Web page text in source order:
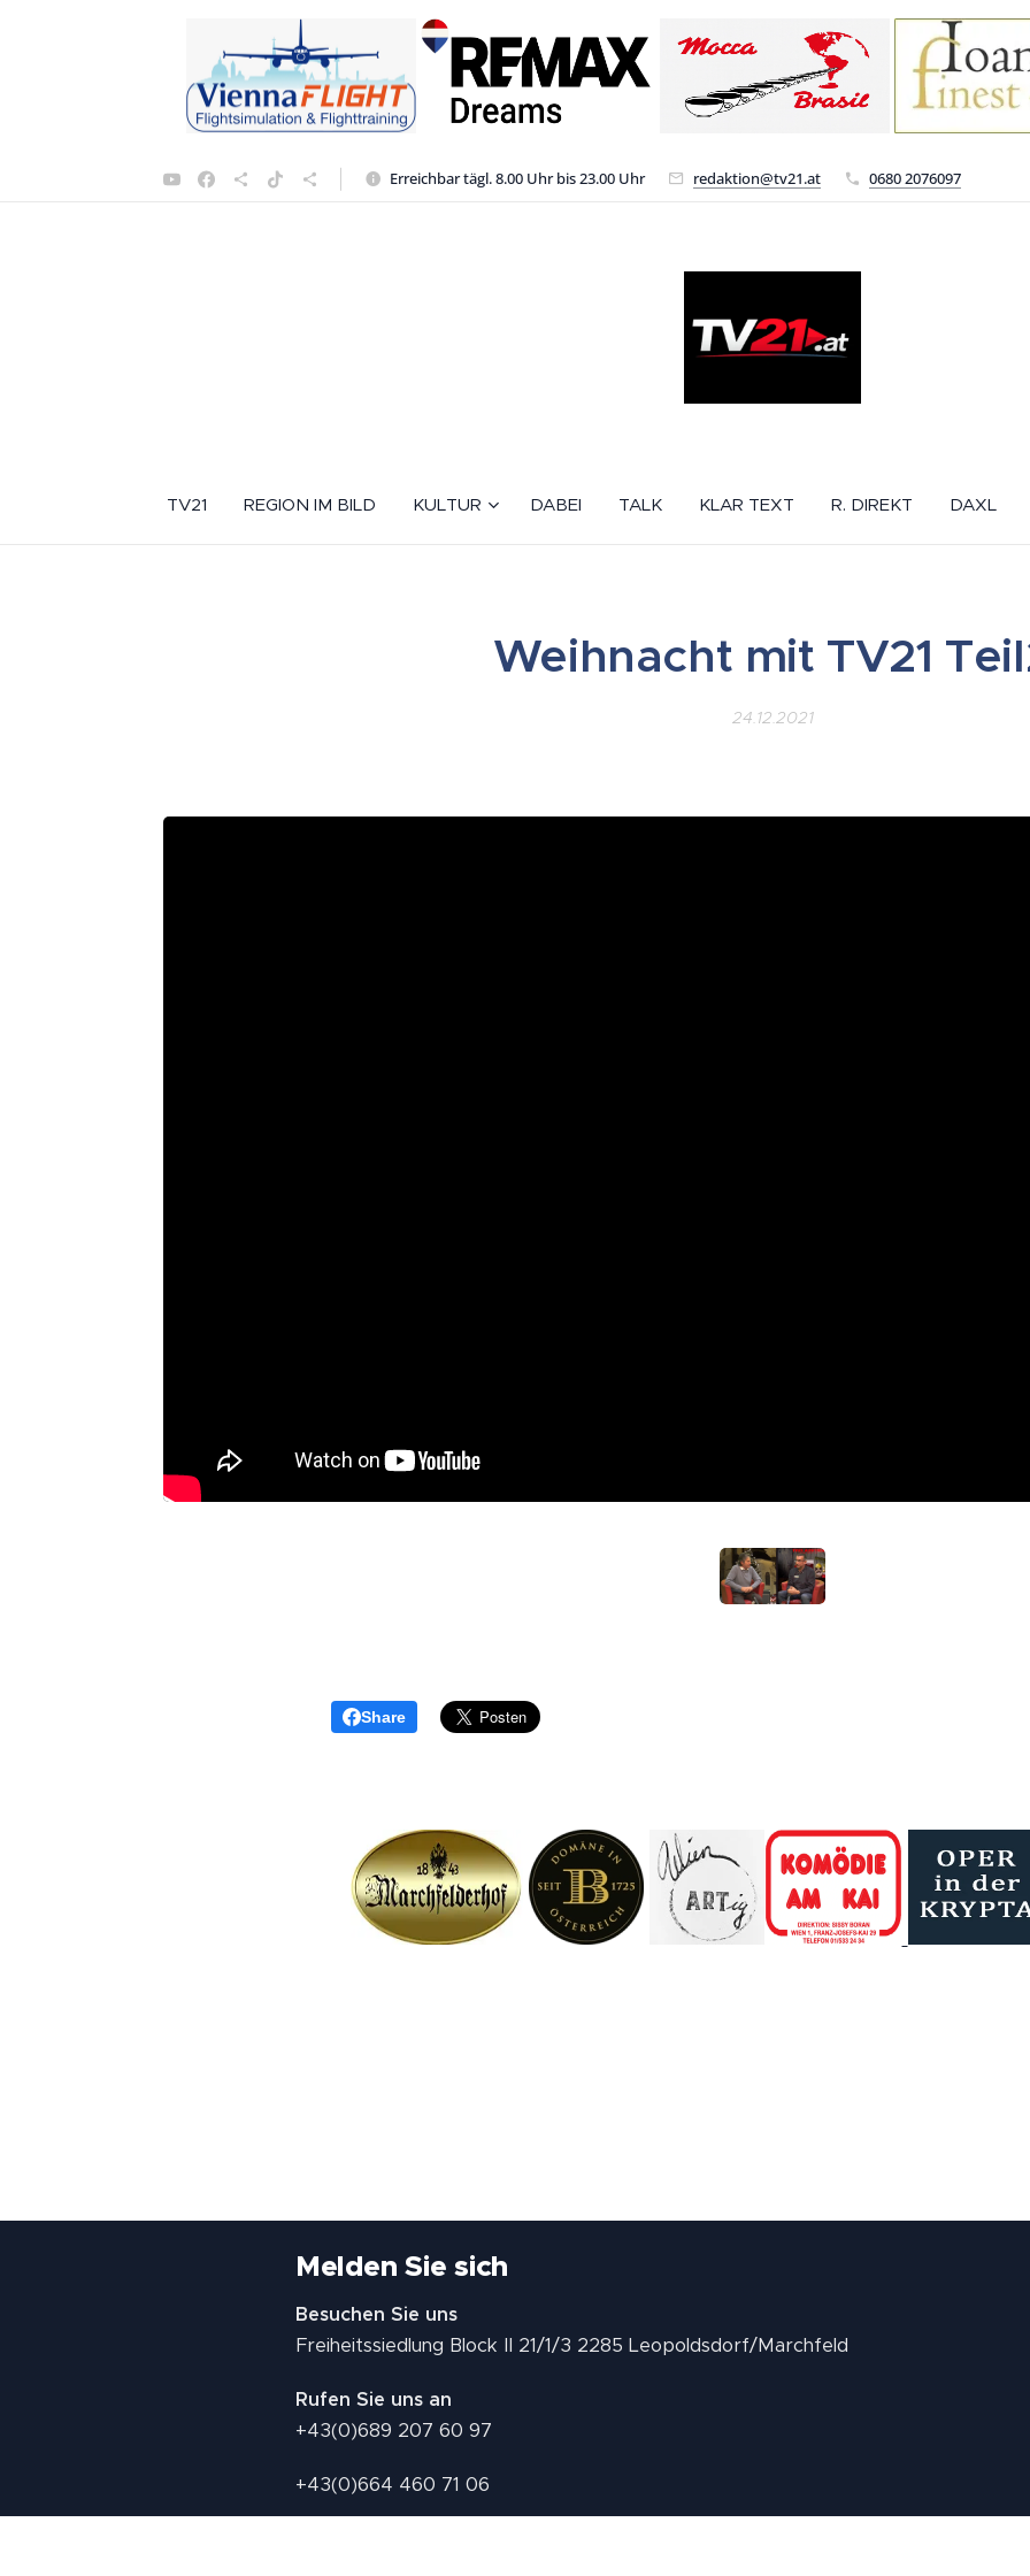
Erreichbar tägl. 8.00 Uhr bis 23.00 Uhr redaktion@tv21.at 0680 2076097
TV21 REGION IM BILD KULTUR DABEI TALK KLAR TEXT R. DIREKT DAXL
Weihnacht mit TV21
24.12.2021
Share
Melden Sie sich
Besuchen Sie uns
Freiheitssiedlung Block II 21/1/3 2285 Leopoldsdorf/Marchfeld
Rufen Sie uns an
+43(0)689 207 60 97
+43(0)664 460 71 06